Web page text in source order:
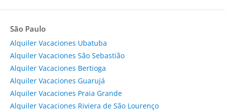
São Paulo
Alquiler Vacaciones Ubatuba
Alquiler Vacaciones São Sebastião
Alquiler Vacaciones Bertioga
Alquiler Vacaciones Guarujá
Alquiler Vacaciones Praia Grande
Alquiler Vacaciones Riviera de São Lourenço